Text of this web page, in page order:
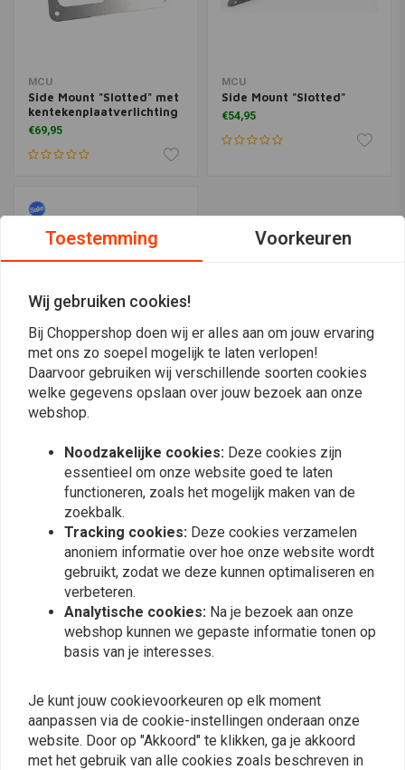
MCU
Side Mount "Slotted" met
kentekenplaatverlichting
€69,95
MCU
Side Mount "Slotted"
€54,95
Side Mount Steun
€5,97 €11,95
Meest bekeken 24
Op de hoogte blijven?
Toestemming Voorkeuren
Wij gebruiken cookies!
Bij Choppershop doen wij er alles aan om jouw ervaring
met ons zo soepel mogelijk te laten verlopen!
Daarvoor gebruiken wij verschillende soorten cookies
welke gegevens opslaan over jouw bezoek aan onze
webshop.
Noodzakelijke cookies: Deze cookies zijn
essentieel om onze website goed te laten
functioneren, zoals het mogelijk maken van de
zoekbalk.
Tracking cookies: Deze cookies verzamelen
anoniem informatie over hoe onze website wordt
gebruikt, zodat we deze kunnen optimaliseren en
verbeteren.
Analytische cookies: Na je bezoek aan onze
webshop kunnen we gepaste informatie tonen op
basis van je interesses.
Je kunt jouw cookievoorkeuren op elk moment
aanpassen via de cookie-instellingen onderaan onze
website. Door op "Akkoord" te klikken, ga je akkoord
met het gebruik van alle cookies zoals beschreven in